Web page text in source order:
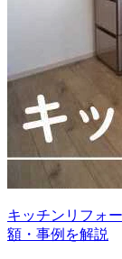
キッチンリフォ
額・事例を解説